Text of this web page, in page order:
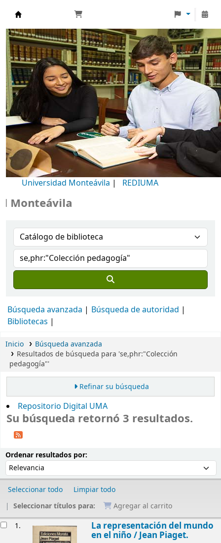
Biblioteca Universidad Monteávila
Universidad Monteávila | REDIUMA
Búsqueda avanzada
Búsqueda de autoridad
Bibliotecas
Inicio
Búsqueda avanzada
Resultados de búsqueda para 'se,phr:"Colección
pedagogía"'
Refinar su búsqueda
Repositorio Digital UMA
Su búsqueda retornó 3 resultados.
Ordenar resultados por:
Seleccionar todo
Limpiar todo
Seleccionar títulos para:
Agregar al carrito
1. La representación del mundo
en el niño / Jean Piaget.